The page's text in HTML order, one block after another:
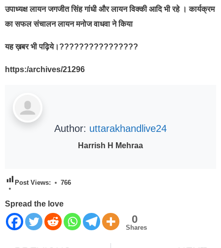
उपाध्यक्ष लायन जगजीत सिंह गांधी और लायन विक्की आदि भी रहे । कार्यक्रम
का सफल संचालन लायन मनोज वाधवा ने किया
यह ख़बर भी पढ़िये।????????????????
https:/archives/21296
Author: uttarakhandlive24
Harrish H Mehraa
Post Views: 766
Spread the love
0
Shares